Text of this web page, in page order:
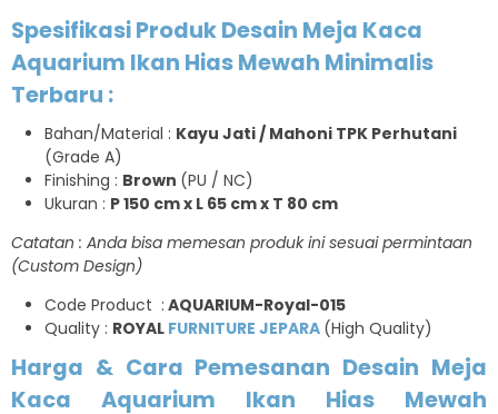
Spesifikasi Produk Desain Meja Kaca
Aquarium Ikan Hias Mewah Minimalis
Terbaru :
Bahan/Material : Kayu Jati / Mahoni TPK Perhutani
(Grade A)
Finishing : Brown (PU / NC)
Ukuran : P 150 cm x L 65 cm x T 80 cm
Catatan : Anda bisa memesan produk ini sesuai permintaan
(Custom Design)
Code Product : AQUARIUM-Royal-015
Quality : ROYAL FURNITURE JEPARA (High Quality)
Harga & Cara Pemesanan Desain Meja
Kaca Aquarium Ikan Hias Mewah